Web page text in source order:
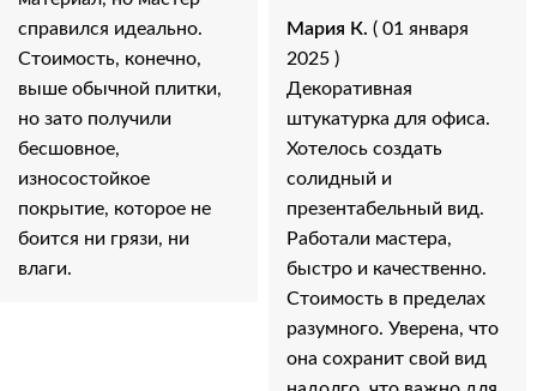
справился идеально.
Стоимость, конечно,
выше обычной плитки,
но зато получили
бесшовное,
износостойкое
покрытие, которое не
боится ни грязи, ни
влаги.
Мария К. ( 01 января
2025 )
Декоративная
штукатурка для офиса.
Хотелось создать
солидный и
презентабельный вид.
Работали мастера,
быстро и качественно.
Стоимость в пределах
разумного. Уверена, что
она сохранит свой вид